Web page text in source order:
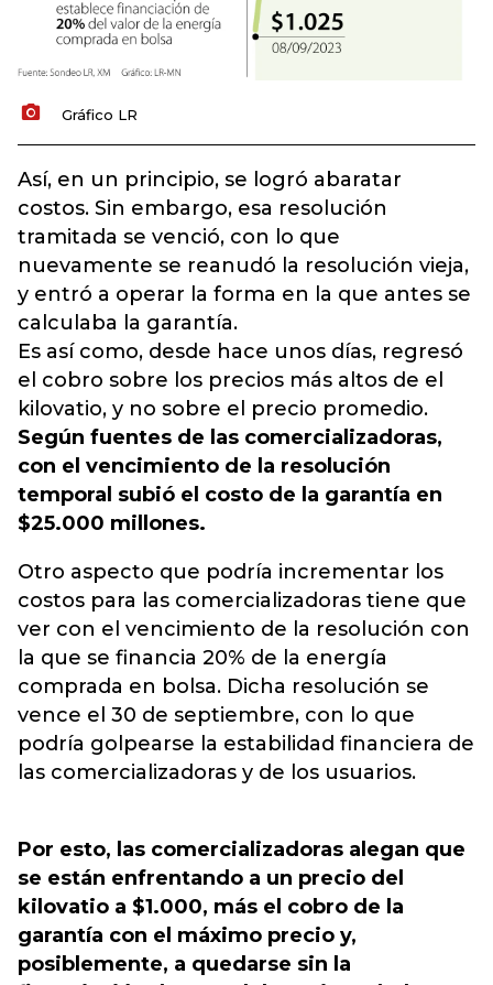
Gráfico LR
Así, en un principio, se logró abaratar
costos. Sin embargo, esa resolución
tramitada se venció, con lo que
nuevamente se reanudó la resolución vieja,
y entró a operar la forma en la que antes se
calculaba la garantía.
Es así como, desde hace unos días, regresó
el cobro sobre los precios más altos de el
kilovatio, y no sobre el precio promedio.
Según fuentes de las comercializadoras,
con el vencimiento de la resolución
temporal subió el costo de la garantía en
$25.000 millones.
Otro aspecto que podría incrementar los
costos para las comercializadoras tiene que
ver con el vencimiento de la resolución con
la que se financia 20% de la energía
comprada en bolsa. Dicha resolución se
vence el 30 de septiembre, con lo que
podría golpearse la estabilidad financiera de
las comercializadoras y de los usuarios.
Por esto, las comercializadoras alegan que
se están enfrentando a un precio del
kilovatio a $1.000, más el cobro de la
garantía con el máximo precio y,
posiblemente, a quedarse sin la